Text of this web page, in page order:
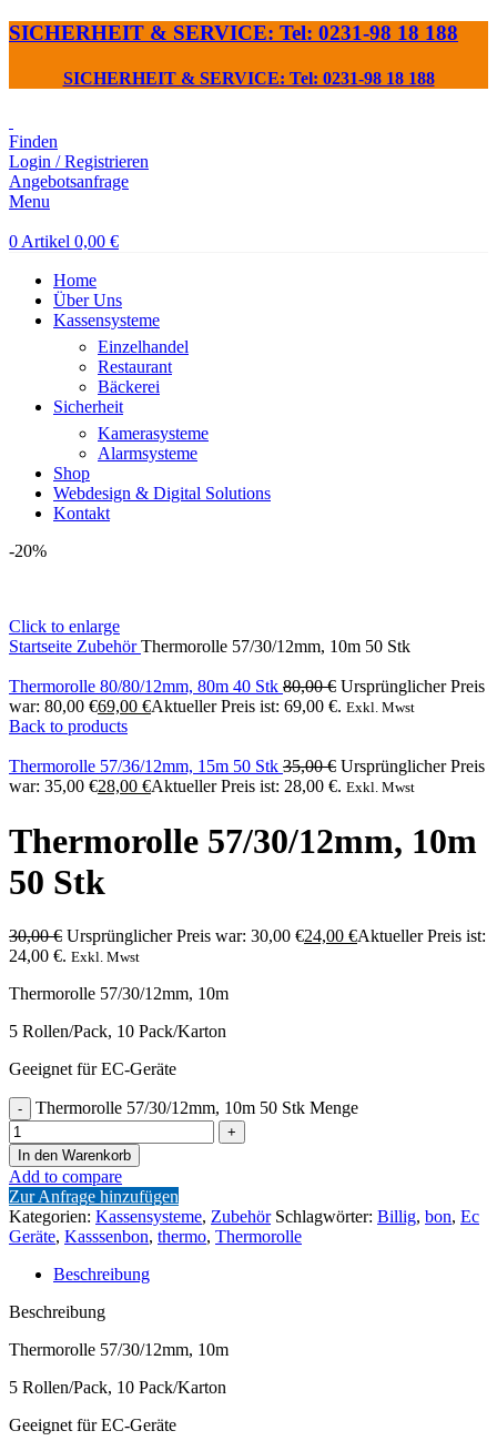
SICHERHEIT & SERVICE: Tel: 0231-98 18 188
SICHERHEIT & SERVICE: Tel: 0231-98 18 188
Finden
Login / Registrieren
Angebotsanfrage
Menu
0 Artikel 0,00 €
Home
Über Uns
Kassensysteme
Einzelhandel
Restaurant
Bäckerei
Sicherheit
Kamerasysteme
Alarmsysteme
Shop
Webdesign & Digital Solutions
Kontakt
-20%
Click to enlarge
Startseite ZubehörThermorolle 57/30/12mm, 10m 50 Stk
Thermorolle 80/80/12mm, 80m 40 Stk 80,00€ Ursprünglicher Preis
war: 80,00 €69,00 €Aktueller Preis ist: 69,00 €. Exkl. Mwst
Back to products
Thermorolle 57/36/12mm, 15m 50 Stk 35,00€ Ursprünglicher Preis
war: 35,00 €28,00 €Aktueller Preis ist: 28,00 €. Exkl. Mwst
Thermorolle 57/30/12mm, 10m
50 Stk
30,00€ Ursprünglicher Preis war: 30,00 €24,00 €Aktueller Preis ist:
24,00 €. Exkl. Mwst
Thermorolle 57/30/12mm, 10m
5 Rollen/Pack, 10 Pack/Karton
Geeignet für EC-Geräte
Thermorolle 57/30/12mm, 10m 50 Stk Menge
In den Warenkorb
Add to compare
Zur Anfrage hinzufügen
Kategorien: Kassensysteme, Zubehör Schlagwörter: Billig, bon, Ec
Geräte, Kasssenbon, thermo, Thermorolle
Beschreibung
Beschreibung
Thermorolle 57/30/12mm, 10m
5 Rollen/Pack, 10 Pack/Karton
Geeignet für EC-Geräte